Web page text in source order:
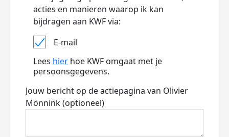
acties en manieren waarop ik kan
bijdragen aan KWF via:
E-mail
Lees hier hoe KWF omgaat met je
persoonsgegevens.
Jouw bericht op de actiepagina van Olivier
Mönnink (optioneel)